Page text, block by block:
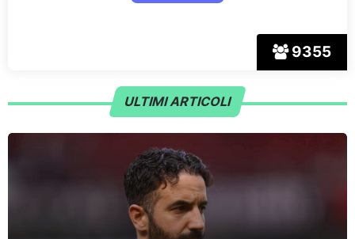
9355
ULTIMI ARTICOLI